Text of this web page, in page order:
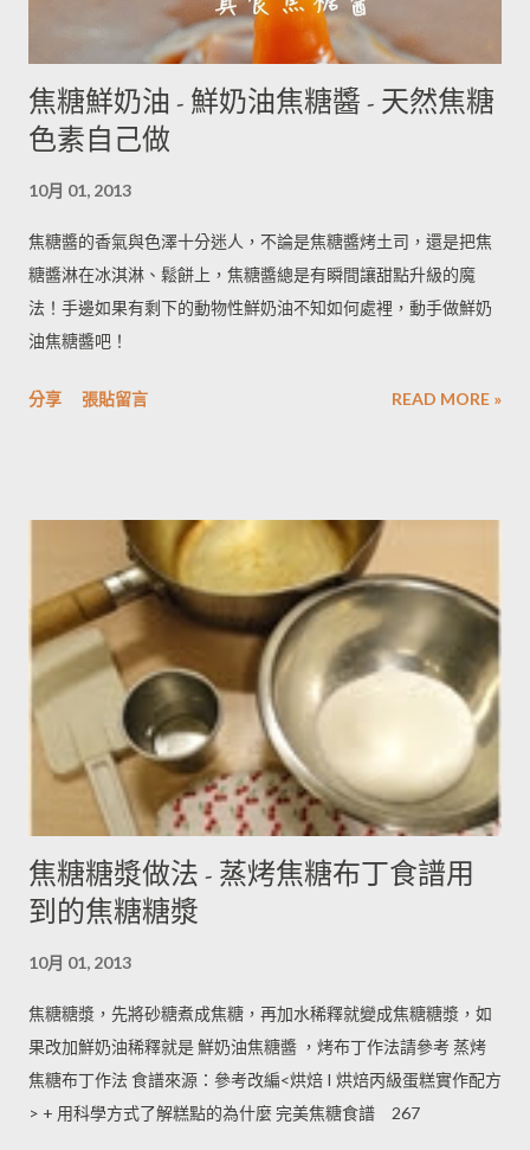
桌是情感交流最美好的場所，希望透過廚房讓人與人產生更多交
流與互動，認識吃進去的食物，看懂食品包裝的意義，懂一點科
學，找到屬於自己的真滋味，擁有真食人生。 喜歡請朋友到家裡
吃飯，一起下廚。志在當一個有著社會主義靈魂，到處散播歡樂
焦糖鮮奶油 - 鮮奶油焦糖醬 - 天然焦糖
色素自己做
10月 01, 2013
焦糖醬的香氣與色澤十分迷人，不論是焦糖醬烤土司，還是把焦
糖醬淋在冰淇淋、鬆餅上，焦糖醬總是有瞬間讓甜點升級的魔
法！手邊如果有剩下的動物性鮮奶油不知如何處裡，動手做鮮奶
油焦糖醬吧！
分享 張貼留言 READ MORE »
焦糖糖漿做法 - 蒸烤焦糖布丁食譜用
到的焦糖糖漿
10月 01, 2013
焦糖糖漿，先將砂糖煮成焦糖，再加水稀釋就變成焦糖糖漿，如
果改加鮮奶油稀釋就是 鮮奶油焦糖醬 ，烤布丁作法請參考 蒸烤
焦糖布丁作法 食譜來源：參考改編<烘焙 I 烘焙丙級蛋糕實作配方
> + 用科學方式了解糕點的為什麼 完美焦糖食譜 267